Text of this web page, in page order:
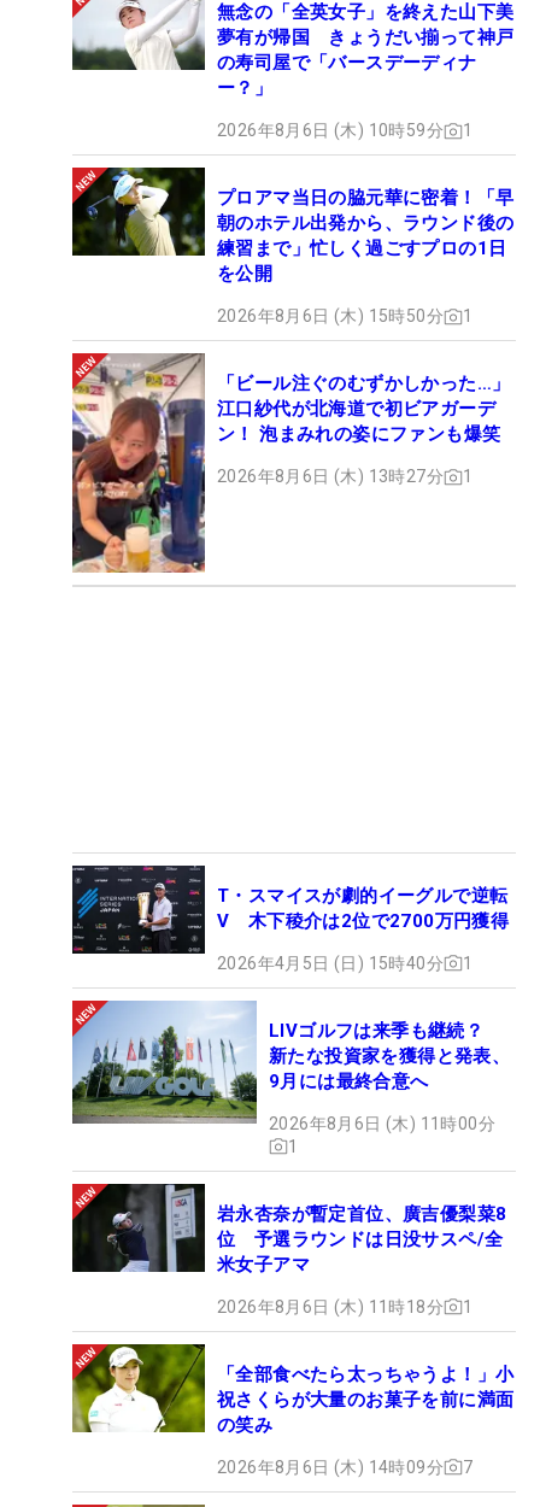
無念の「全英女子」を終えた山下美
夢有が帰国 きょうだい揃って神戸
の寿司屋で「バースデーディナ
ー？」
2026年8月6日 (木) 10時59分 1
プロアマ当日の脇元華に密着！「早
朝のホテル出発から、ラウンド後の
練習まで」忙しく過ごすプロの1日
を公開
2026年8月6日 (木) 15時50分 1
「ビール注ぐのむずかしかった…」
江口紗代が北海道で初ビアガーデ
ン！ 泡まみれの姿にファンも爆笑
2026年8月6日 (木) 13時27分 1
T・スマイスが劇的イーグルで逆転
V 木下稜介は2位で2700万円獲得
2026年4月5日 (日) 15時40分 1
LIVゴルフは来季も継続？
新たな投資家を獲得と発表、
9月には最終合意へ
2026年8月6日 (木) 11時00分
1
岩永杏奈が暫定首位、廣吉優梨菜8
位 予選ラウンドは日没サスペ/全
米女子アマ
2026年8月6日 (木) 11時18分 1
「全部食べたら太っちゃうよ！」小
祝さくらが大量のお菓子を前に満面
の笑み
2026年8月6日 (木) 14時09分 7